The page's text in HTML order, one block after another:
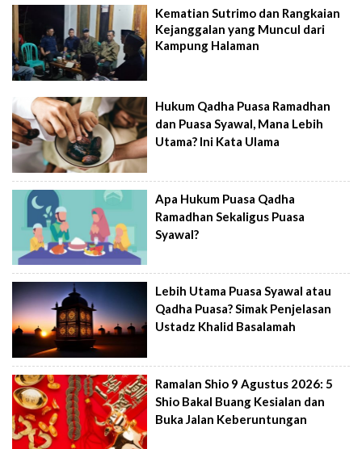
Kematian Sutrimo dan Rangkaian
Kejanggalan yang Muncul dari
Kampung Halaman
Hukum Qadha Puasa Ramadhan
dan Puasa Syawal, Mana Lebih
Utama? Ini Kata Ulama
Apa Hukum Puasa Qadha
Ramadhan Sekaligus Puasa
Syawal?
Lebih Utama Puasa Syawal atau
Qadha Puasa? Simak Penjelasan
Ustadz Khalid Basalamah
Ramalan Shio 9 Agustus 2026: 5
Shio Bakal Buang Kesialan dan
Buka Jalan Keberuntungan